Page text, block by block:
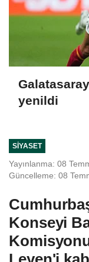
yenildi
SIYASET
Yayınlanma: 08
Güncelleme: 08
Konseyi